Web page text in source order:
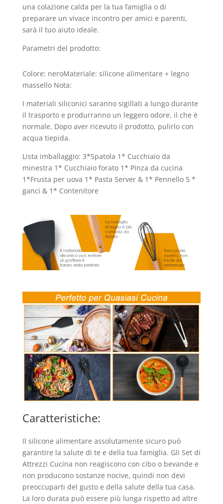
una colazione calda per la tua famiglia o di
preparare un vivace incontro per amici e parenti,
sarà il tuo aiuto ideale.
Parametri del prodotto:
Colore: neroMateriale: silicone alimentare + legno
massello Nota:
I materiali siliconici saranno sigillati a lungo durante
il trasporto e produrranno un leggero odore, il che è
normale. Dopo aver ricevuto il prodotto, pulirlo con
acqua tiepida.
Lista imballaggio: 3*Spatola 1* Cucchiaio da
minestra 1* Cucchiaio forato 1* Pinza da cucina
1*Frusta per uova 1* Pasta Server & 1* Pennello 5 *
ganci & 1* Contenitore
Caratteristiche:
Il silicone alimentare assolutamente sicuro può
garantire la salute di te e della tua famiglia. Gli Set di
Attrezzi Cucina non reagiscono con cibo o bevande e
non producono sostanze nocive, quindi non devi
preoccuparti del gusto e della salute della tua casa.
La loro durata può essere più lunga rispetto ad altre